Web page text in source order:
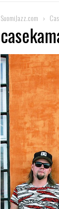
SuomiJazz.com